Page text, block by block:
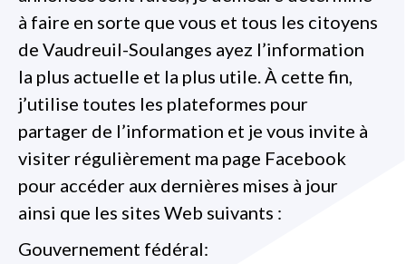
à faire en sorte que vous et tous les citoyens
de Vaudreuil-Soulanges ayez l’information
la plus actuelle et la plus utile. À cette fin,
j’utilise toutes les plateformes pour
partager de l’information et je vous invite à
visiter régulièrement ma page Facebook
pour accéder aux dernières mises à jour
ainsi que les sites Web suivants :
Gouvernement fédéral: